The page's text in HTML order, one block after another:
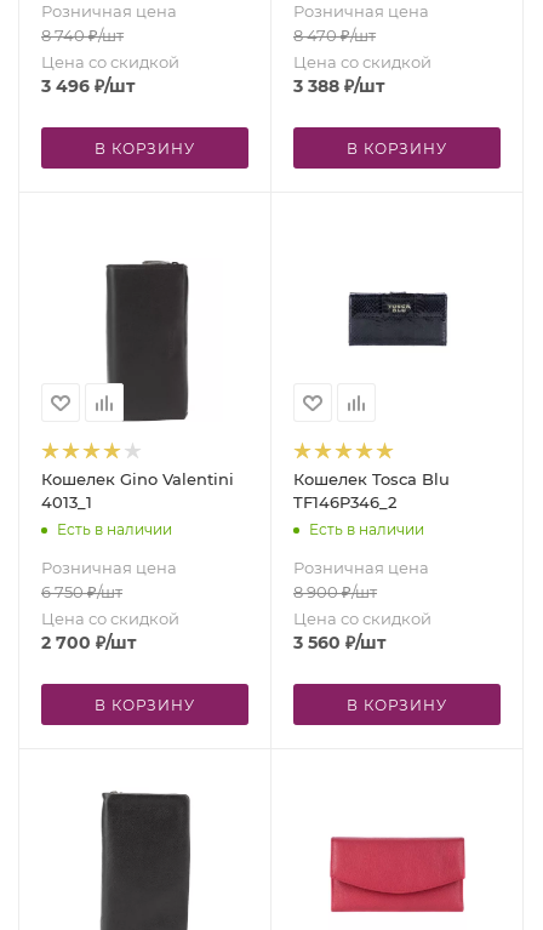
Розничная цена
8 740₽/шт
Цена со скидкой
3 496 ₽/шт
В КОРЗИНУ
Розничная цена
8 470₽/шт
Цена со скидкой
3 388 ₽/шт
В КОРЗИНУ
Кошелек Gino Valentini
4013_1
Есть в наличии
Розничная цена
6 750₽/шт
Цена со скидкой
2 700 ₽/шт
В КОРЗИНУ
Кошелек Tosсa Blu
TF146P346_2
Есть в наличии
Розничная цена
8 900₽/шт
Цена со скидкой
3 560 ₽/шт
В КОРЗИНУ